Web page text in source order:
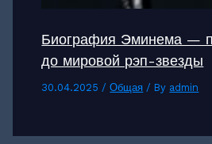
Биография Эминема —
до мировой рэп-звезды
30.04.2025/Общая / By admin